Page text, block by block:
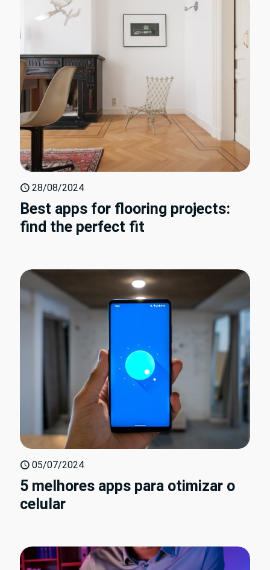
28/08/2024
Best apps for flooring projects:
find the perfect fit
05/07/2024
5 melhores apps para otimizar o
celular